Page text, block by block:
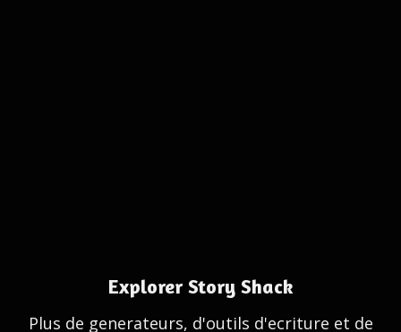
Explorer Story Shack
Plus de generateurs, d'outils d'ecriture et de